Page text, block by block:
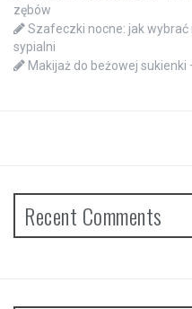
zębów
Szafeczki nocne: jak
sypialni
Makijaż do beżowej
Recent Comments